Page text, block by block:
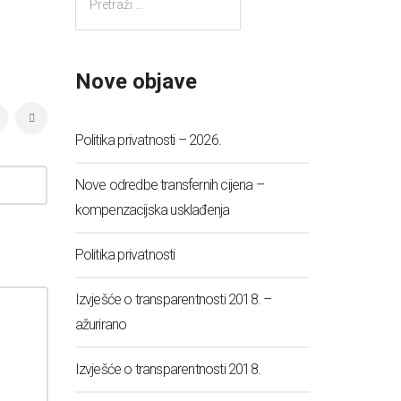
Nove objave
Politika privatnosti – 2026.
Nove odredbe transfernih cijena –
kompenzacijska usklađenja
Politika privatnosti
Izvješće o transparentnosti 2018. –
ažurirano
Izvješće o transparentnosti 2018.